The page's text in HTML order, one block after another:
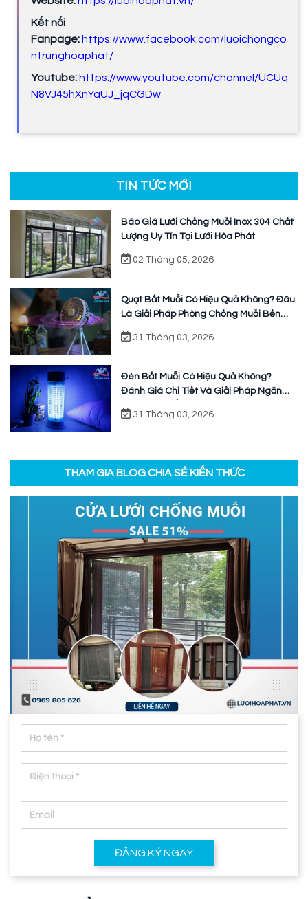
Kết nối
Fanpage: https://www.facebook.com/luoichongco
ntrunghoaphat/
Youtube: https://www.youtube.com/channel/UCUq
N8VJ45hXnYaUJ_jqCGDw
TIN TỨC MỚI
Báo Giá Lưới Chống Muỗi Inox 304 Chất
Lượng Uy Tín Tại Lưới Hòa Phát
02 Tháng 05, 2026
Quạt Bắt Muỗi Có Hiệu Quả Không? Đâu
Là Giải Pháp Phòng Chống Muỗi Bền
31 Tháng 03, 2026
Đèn Bắt Muỗi Có Hiệu Quả Không?
Đánh Giá Chi Tiết Và Giải Pháp Ngăn
Chặn Triệt Để
31 Tháng 03, 2026
THAM GIA BLOG CHIA SẺ KIẾN THỨC
ĐĂNG KÝ NGAY